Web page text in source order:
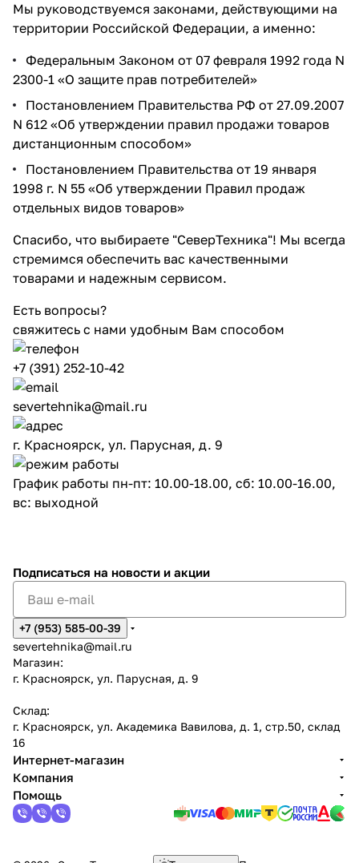
Мы руководствуемся законами, действующими на
территории Российской Федерации, а именно:
Федеральным Законом от 07 февраля 1992 года N
2300-1 «О защите прав потребителей»
Постановлением Правительства РФ от 27.09.2007
N 612 «Об утверждении правил продажи товаров
дистанционным способом»
Постановлением Правительства от 19 января
1998 г. N 55 «Об утверждении Правил продаж
отдельных видов товаров»
Спасибо, что выбираете "СеверТехника"! Мы всегда
стремимся обеспечить вас качественными
товарами и надежным сервисом.
Есть вопросы?
свяжитесь с нами удобным Вам способом
+7 (391) 252-10-42
severtehnika@mail.ru
г. Красноярск, ул. Парусная, д. 9
График работы пн-пт: 10.00-18.00, сб: 10.00-16.00,
вс: выходной
Подписаться на новости и акции
+7 (953) 585-00-39
severtehnika@mail.ru
Магазин:
г. Красноярск, ул. Парусная, д. 9
Склад:
г. Красноярск, ул. Академика Вавилова, д. 1, стр.50, склад
16
Интернет-магазин
Компания
Помощь